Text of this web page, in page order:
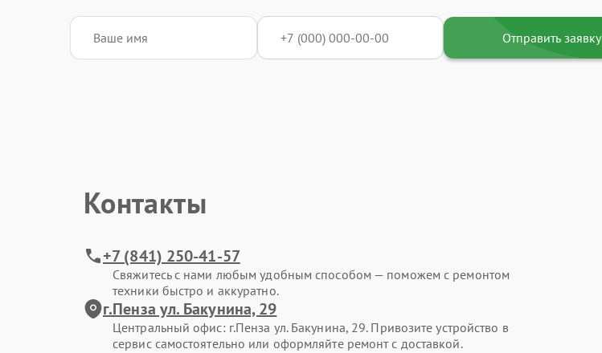
Отправить заявку
Контакты
+7 (841) 250-41-57
Свяжитесь с нами любым удобным способом — поможем с ремонтом
техники быстро и аккуратно.
г.Пенза ул. Бакунина, 29
Центральный офис: г.Пенза ул. Бакунина, 29. Привозите устройство в
сервис самостоятельно или оформляйте ремонт с доставкой.